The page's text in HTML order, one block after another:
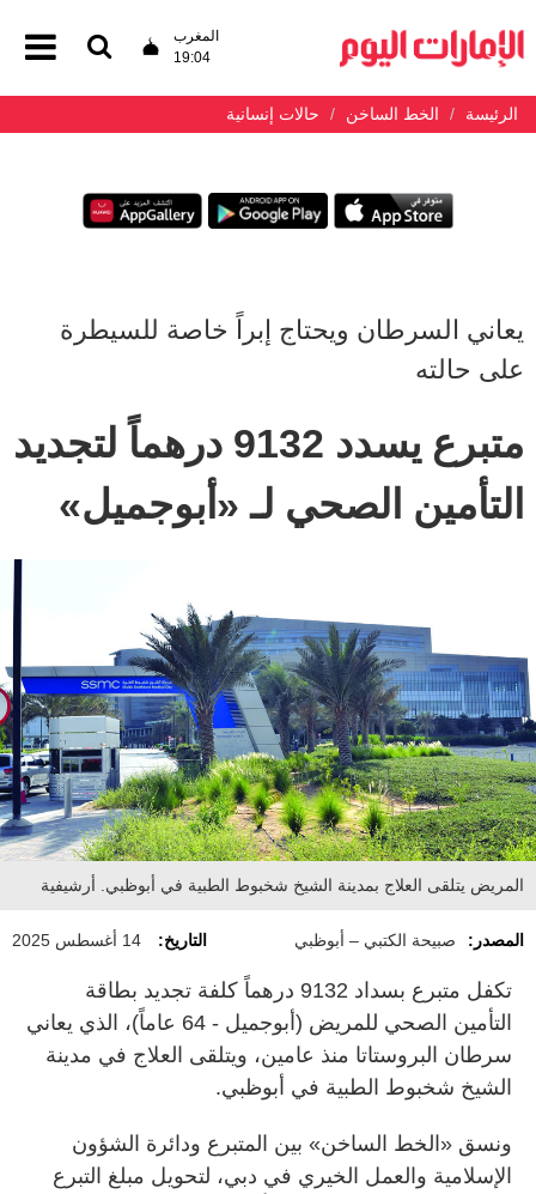
المغرب
19:04
الرئيسة الخط الساخن حالات إنسانية
يعاني السرطان ويحتاج إبراً خاصة للسيطرة
على حالته
متبرع يسدد 9132 درهماً لتجديد
التأمين الصحي لـ «أبوجميل»
المريض يتلقى العلاج بمدينة الشيخ شخبوط الطبية في أبوظبي. أرشيفية
المصدر: صبيحة الكتبي – أبوظبي التاريخ: 14 أغسطس 2025
تكفل متبرع بسداد 9132 درهماً كلفة تجديد بطاقة
التأمين الصحي للمريض (أبوجميل - 64 عاماً)، الذي يعاني
سرطان البروستاتا منذ عامين، ويتلقى العلاج في مدينة
الشيخ شخبوط الطبية في أبوظبي.
ونسق «الخط الساخن» بين المتبرع ودائرة الشؤون
الإسلامية والعمل الخيري في دبي، لتحويل مبلغ التبرع